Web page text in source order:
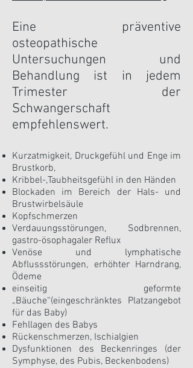
Eine präventive
osteopathische
Untersuchungen und
Behandlung ist in jedem
Trimester der
Schwangerschaft
empfehlenswert.
Kurzatmigkeit, Druckgefühl und Enge im
Brustkorb,
Kribbel-,Taubheitsgefühl in den Händen
Blockaden im Bereich der Hals- und
Brustwirbelsäule
Kopfschmerzen
Verdauungsstörungen, Sodbrennen,
gastro-ösophagaler Reflux
Venöse und lymphatische
Abflussstörungen, erhöhter Harndrang,
Ödeme
einseitig geformte
„Bäuche“(eingeschränktes Platzangebot
für das Baby)
Fehllagen des Babys
Rückenschmerzen, Ischialgien
Dysfunktionen des Beckenringes (der
Symphyse, des Pubis, Beckenbodens)